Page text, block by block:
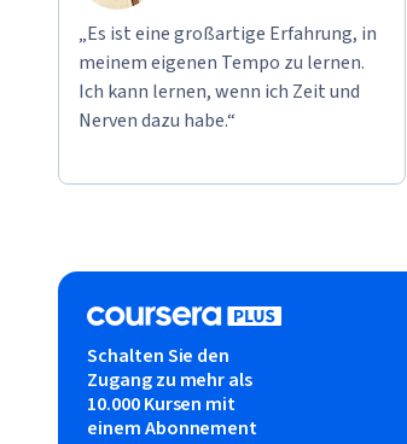
„Es ist eine großartige Erfahrung, in
meinem eigenen Tempo zu lernen.
Ich kann lernen, wenn ich Zeit und
Nerven dazu habe.“
Schalten Sie den
Zugang zu mehr als
10.000 Kursen mit
einem Abonnement